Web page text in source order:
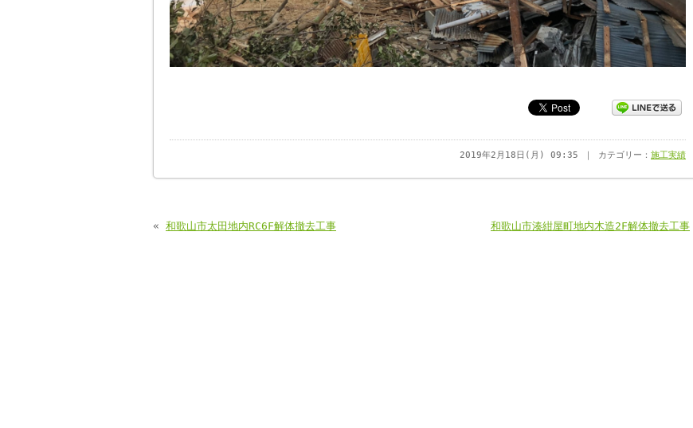
2019年2月18日(月) 09:35 ｜ カテゴリー： 施工実績
« 和歌山市太田地内RC6F解体撤去工事 和歌山市湊紺屋町地内木造2F解体撤去工事